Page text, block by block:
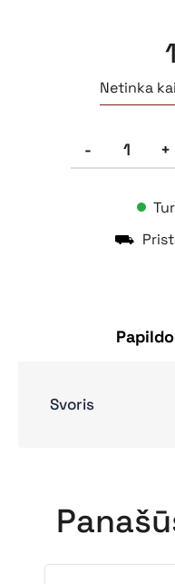
Netinka
-
produkto
Dygliuotos
padangos
+
⛟
Svoris